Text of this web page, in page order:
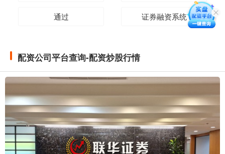
通过 证券融资系统
配资公司平台查询-配资炒股行情